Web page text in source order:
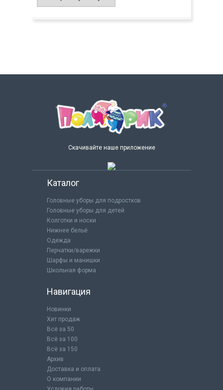
Скачивайте наше приложение
Каталог
Головные уборы для подростков
Головные уборы для детей
Колготки и носки
Нижнее бельё
Одежда
Перчатки/варежки
Шарфы и манишки
Школьная форма
Навигация
Новинки
Хит продаж
Всё за 50
Всё за 100
Всё за 150
Архив
Доставка и оплата
О компании